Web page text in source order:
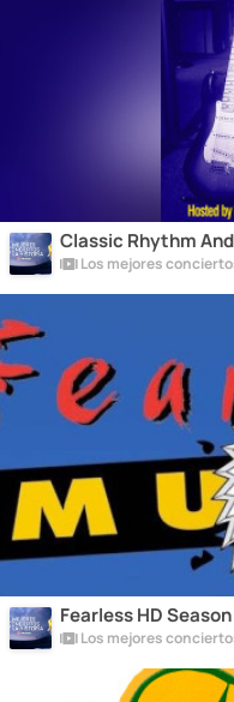
Classic Rhythm
Los mejores
Fearless HD
Los mejores